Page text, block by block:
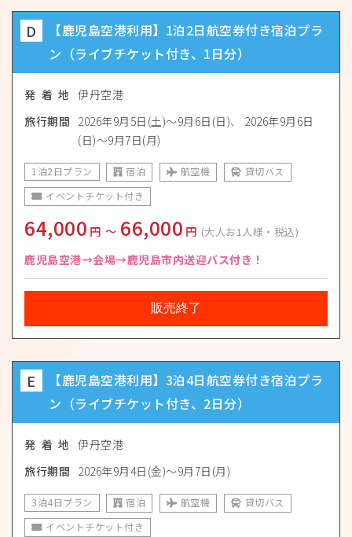
D
【鹿児島空港利用】1泊2日航空券付き宿泊プラ
ン（ライブチケット付き、1日分）
発 着 地 伊丹空港
旅行期間 2026年9月5日(土)〜9月6日(日)
2026年9月6日
(日)〜9月7日(月)
1泊2日プラン 宿泊 航空機
貸切バス
イベントチケット付き
64,000 円 〜 66,000 円 (大人お1人様・税込)
鹿児島空港→会場→鹿児島市内送迎バス付き！
販売終了
E
【鹿児島空港利用】3泊4日航空券付き宿泊プラ
ン（ライブチケット付き、2日分）
発 着 地 伊丹空港
旅行期間 2026年9月4日(金)〜9月7日(月)
3泊4日プラン 宿泊 航空機
貸切バス
イベントチケット付き